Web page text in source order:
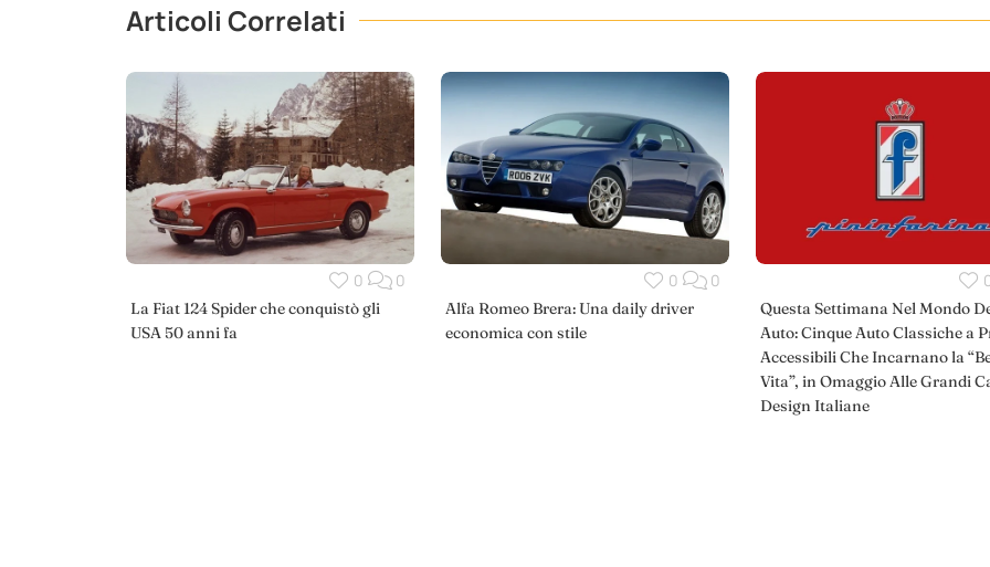
Articoli Correlati
0 0
La Fiat 124 Spider che conquistò gli
USA 50 anni fa
0 0
Alfa Romeo Brera: Una daily driver
economica con stile
Questa Settimana Nel Mondo
Auto: Cinque Auto Classiche a
Accessibili Che Incarnano la
Vita”, in Omaggio Alle Grandi
Design Italiane